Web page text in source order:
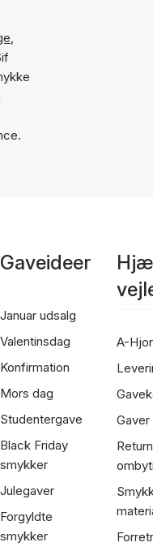
,
Gaveideer
Januar udsalg
Valentinsdag
Konfirmation
Mors dag
Studentergave
Black Friday
smykker
Julegaver
Forgyldte
smykker
A-